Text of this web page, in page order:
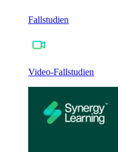
Fallstudien
Video-Fallstudien